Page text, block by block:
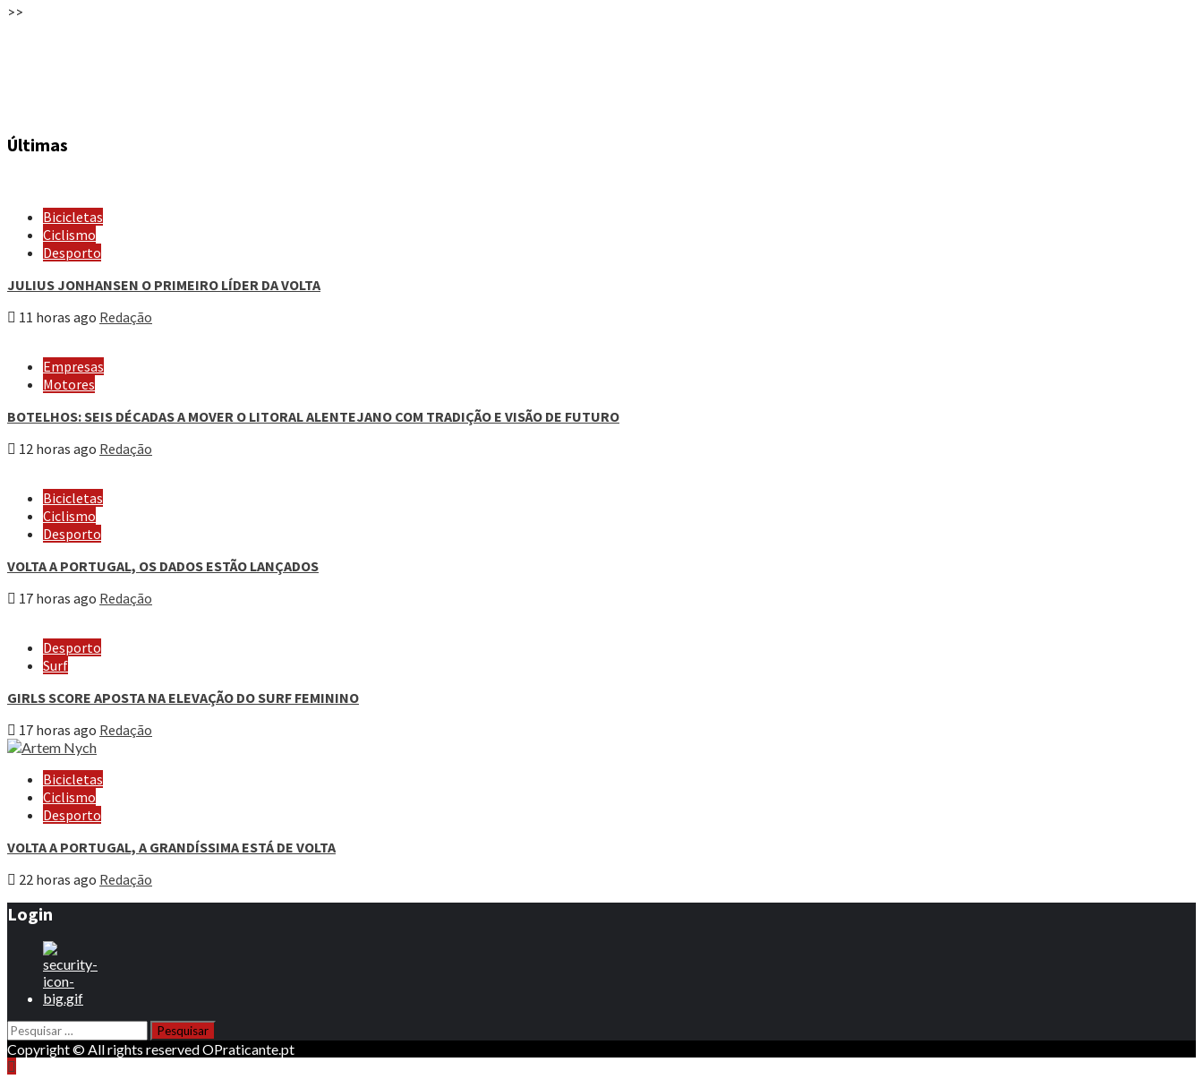
>>
Últimas
Bicicletas
Ciclismo
Desporto
JULIUS JONHANSEN O PRIMEIRO LÍDER DA VOLTA
11 horas ago Redação
Empresas
Motores
BOTELHOS: SEIS DÉCADAS A MOVER O LITORAL ALENTEJANO COM TRADIÇÃO E VISÃO DE FUTURO
12 horas ago Redação
Bicicletas
Ciclismo
Desporto
VOLTA A PORTUGAL, OS DADOS ESTÃO LANÇADOS
17 horas ago Redação
Desporto
Surf
GIRLS SCORE APOSTA NA ELEVAÇÃO DO SURF FEMININO
17 horas ago Redação
Bicicletas
Ciclismo
Desporto
VOLTA A PORTUGAL, A GRANDÍSSIMA ESTÁ DE VOLTA
22 horas ago Redação
Login
Pesquisar
por:
Copyright © All rights reserved OPraticante.pt